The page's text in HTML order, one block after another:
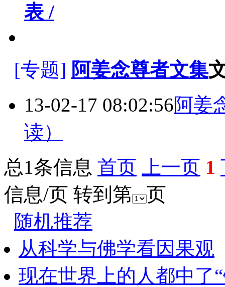
表 /
[专题] 阿姜念尊者文集
13-02-17 08:02:56阿姜
读）
总1条信息 首页 上一页 1
信息/页 转到第
页
随机推荐
从科学与佛学看因果观
现在世界上的人都中了